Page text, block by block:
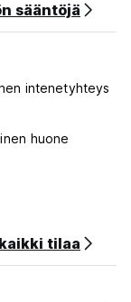
sääntöjä
intenetyhteys
huone
tilaa